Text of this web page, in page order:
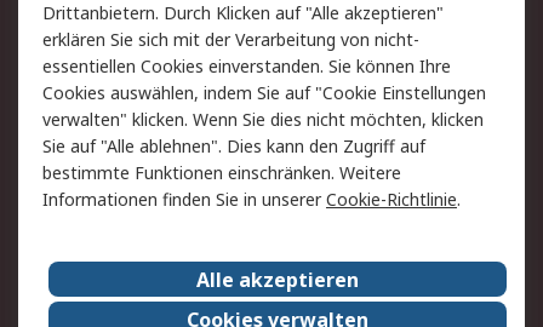
Rechtliches
AGB
Datenschutz
Cookie-Richtlinie
Zahlungsbedingungen
Copyright/Impressum
Über RS
Karriere bei RS
Nachhaltigkeit
Qualität/Umwelt/ZertifikatePresse-Center
Drittanbietern. Durch Klicken auf "Alle akzeptieren"
erklären Sie sich mit der Verarbeitung von nicht-
essentiellen Cookies einverstanden. Sie können Ihre
Cookies auswählen, indem Sie auf "Cookie Einstellungen
verwalten" klicken. Wenn Sie dies nicht möchten, klicken
Sie auf "Alle ablehnen". Dies kann den Zugriff auf
bestimmte Funktionen einschränken. Weitere
Informationen finden Sie in unsererCookie-Richtlinie.
Alle akzeptieren
Cookies verwalten